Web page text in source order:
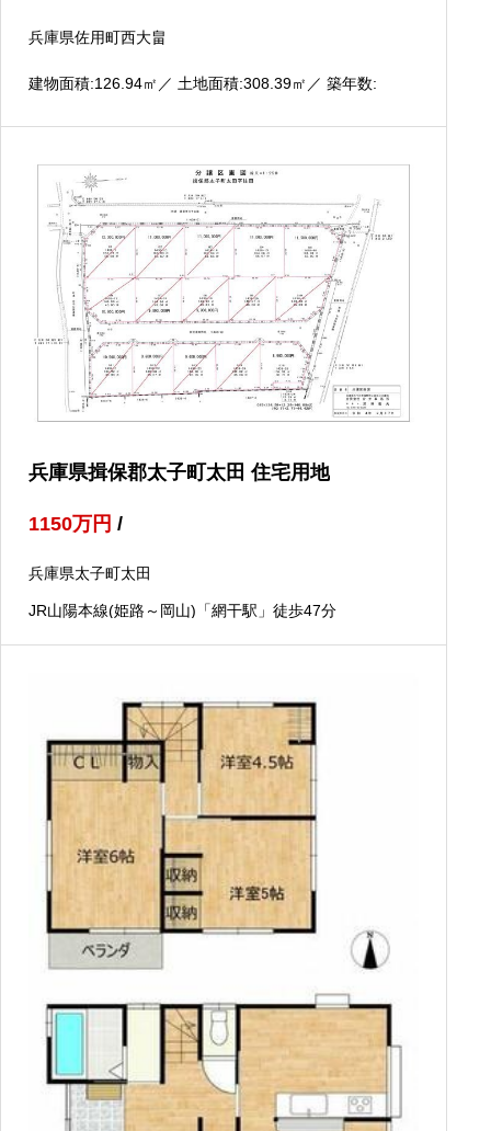
兵庫県佐用町西大畠
建物面積:126.94㎡ ／ 土地面積:308.39㎡ ／ 築年数:
兵庫県揖保郡太子町太田 住宅用地
1150万円 /
兵庫県太子町太田
JR山陽本線(姫路～岡山)「網干駅」徒歩47分